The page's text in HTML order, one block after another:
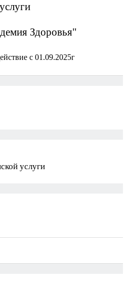
услуги
Здоровья"
с 01.09.2025г
услуги